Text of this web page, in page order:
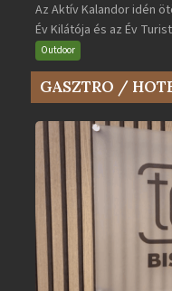
Év
Kilátója
és
az
Év
bejegyzéshez
Az Aktív Kalandor idén
Év Kilátója és az Év
Outdoor
GASZTRO /